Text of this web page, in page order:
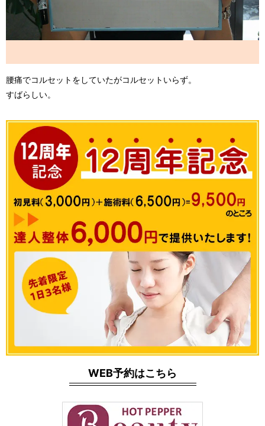
腰痛でコルセットをしていたがコルセットいらず。
すばらしい。
WEB予約はこちら